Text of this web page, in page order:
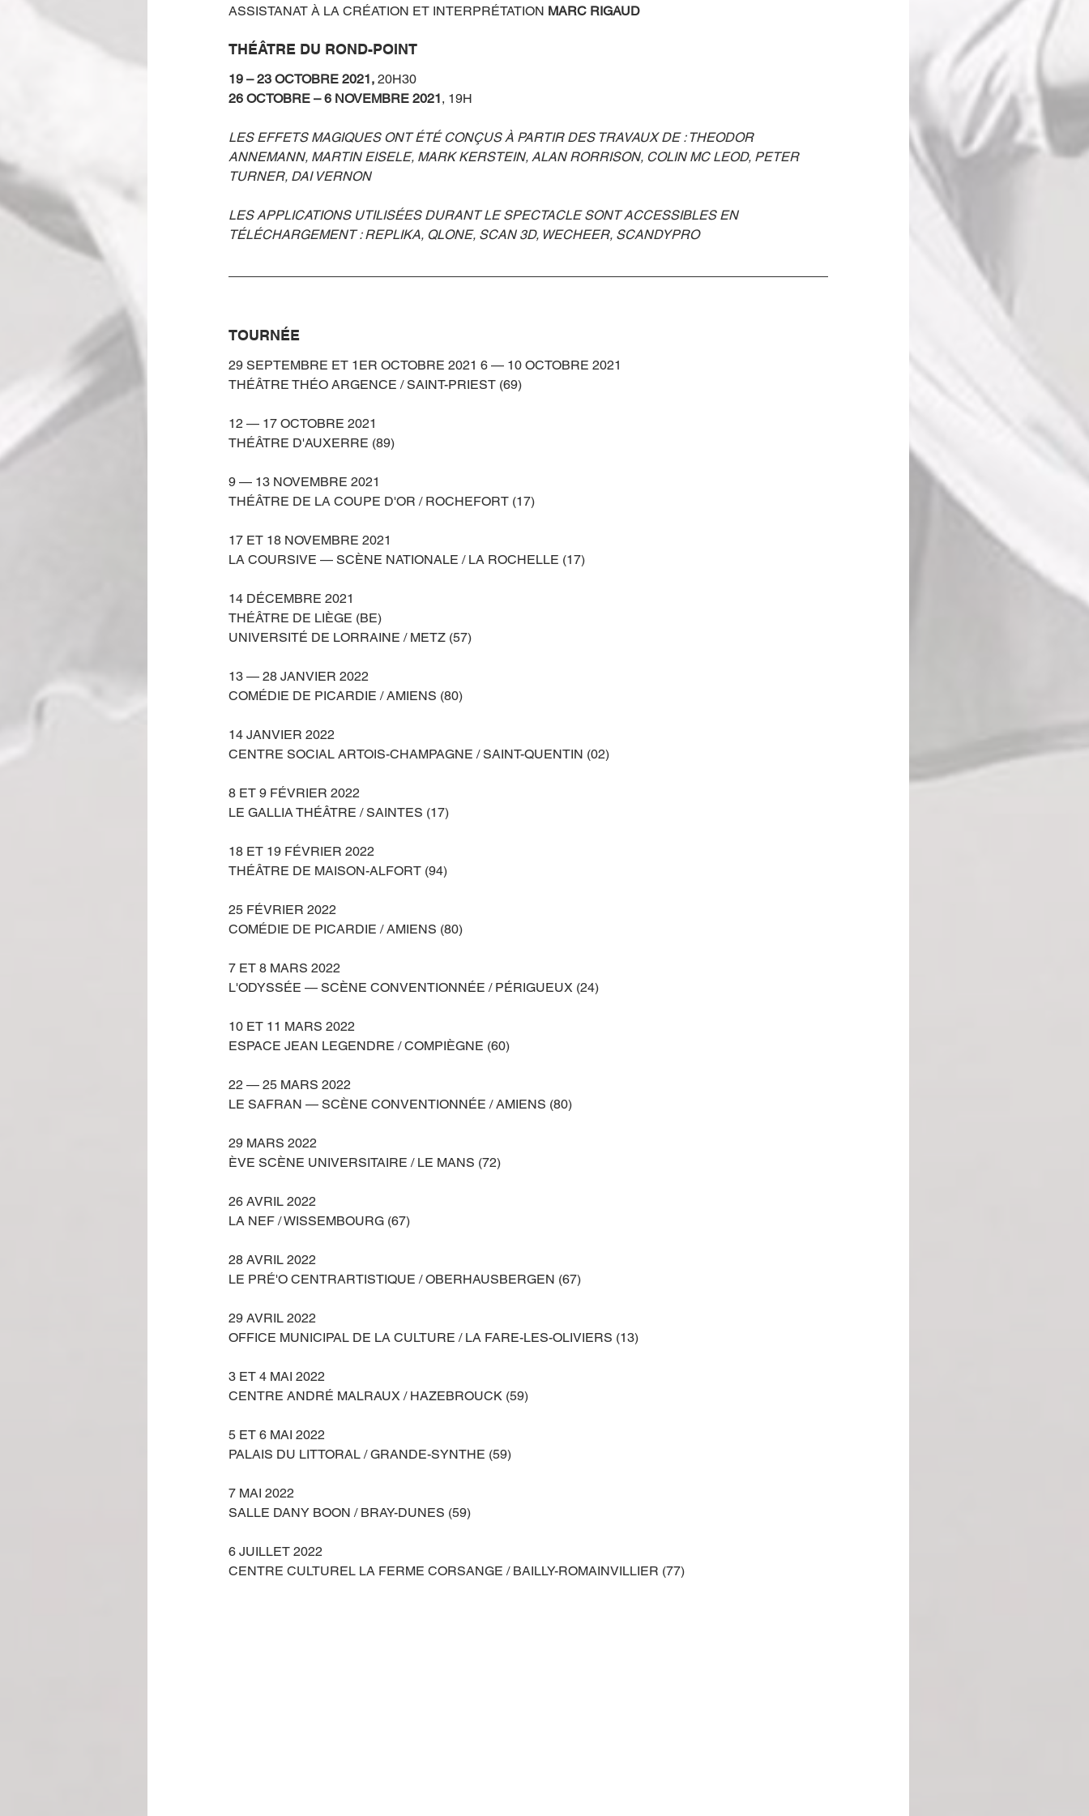
ASSISTANAT À LA CRÉATION ET INTERPRÉTATION MARC RIGAUD
THÉÂTRE DU ROND-POINT
19 – 23 OCTOBRE 2021, 20H30
26 OCTOBRE – 6 NOVEMBRE 2021, 19H
LES EFFETS MAGIQUES ONT ÉTÉ CONÇUS À PARTIR DES TRAVAUX DE : THEODOR
ANNEMANN, MARTIN EISELE, MARK KERSTEIN, ALAN RORRISON, COLIN MC LEOD, PETER
TURNER, DAI VERNON
LES APPLICATIONS UTILISÉES DURANT LE SPECTACLE SONT ACCESSIBLES EN
TÉLÉCHARGEMENT : REPLIKA, QLONE, SCAN 3D, WECHEER, SCANDYPRO
TOURNÉE
29 SEPTEMBRE ET 1ER OCTOBRE 2021 6 — 10 OCTOBRE 2021
THÉÂTRE THÉO ARGENCE / SAINT-PRIEST (69)
12 — 17 OCTOBRE 2021
THÉÂTRE D'AUXERRE (89)
9 — 13 NOVEMBRE 2021
THÉÂTRE DE LA COUPE D'OR / ROCHEFORT (17)
17 ET 18 NOVEMBRE 2021
LA COURSIVE — SCÈNE NATIONALE / LA ROCHELLE (17)
14 DÉCEMBRE 2021
THÉÂTRE DE LIÈGE (BE)
UNIVERSITÉ DE LORRAINE / METZ (57)
13 — 28 JANVIER 2022
COMÉDIE DE PICARDIE / AMIENS (80)
14 JANVIER 2022
CENTRE SOCIAL ARTOIS-CHAMPAGNE / SAINT-QUENTIN (02)
8 ET 9 FÉVRIER 2022
LE GALLIA THÉÂTRE / SAINTES (17)
18 ET 19 FÉVRIER 2022
THÉÂTRE DE MAISON-ALFORT (94)
25 FÉVRIER 2022
COMÉDIE DE PICARDIE / AMIENS (80)
7 ET 8 MARS 2022
L'ODYSSÉE — SCÈNE CONVENTIONNÉE / PÉRIGUEUX (24)
10 ET 11 MARS 2022
ESPACE JEAN LEGENDRE / COMPIÈGNE (60)
22 — 25 MARS 2022
LE SAFRAN — SCÈNE CONVENTIONNÉE / AMIENS (80)
29 MARS 2022
ÈVE SCÈNE UNIVERSITAIRE / LE MANS (72)
26 AVRIL 2022
LA NEF / WISSEMBOURG (67)
28 AVRIL 2022
LE PRÉ'O CENTRARTISTIQUE / OBERHAUSBERGEN (67)
29 AVRIL 2022
OFFICE MUNICIPAL DE LA CULTURE / LA FARE-LES-OLIVIERS (13)
3 ET 4 MAI 2022
CENTRE ANDRÉ MALRAUX / HAZEBROUCK (59)
5 ET 6 MAI 2022
PALAIS DU LITTORAL / GRANDE-SYNTHE (59)
7 MAI 2022
SALLE DANY BOON / BRAY-DUNES (59)
6 JUILLET 2022
CENTRE CULTUREL LA FERME CORSANGE / BAILLY-ROMAINVILLIER (77)